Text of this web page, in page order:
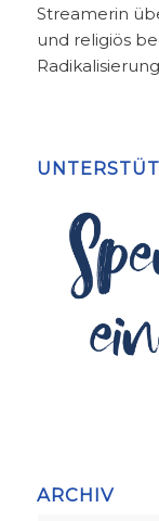
Streamerin
und religiös
ARCHIV